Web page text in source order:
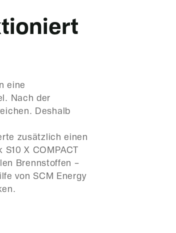
eine
Nach der
Deshalb
zusätzlich einen
X COMPACT
Brennstoffen –
von SCM Energy